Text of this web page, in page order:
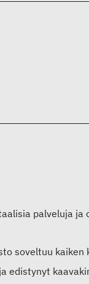
palveluja ja
soveltuu
edistynyt